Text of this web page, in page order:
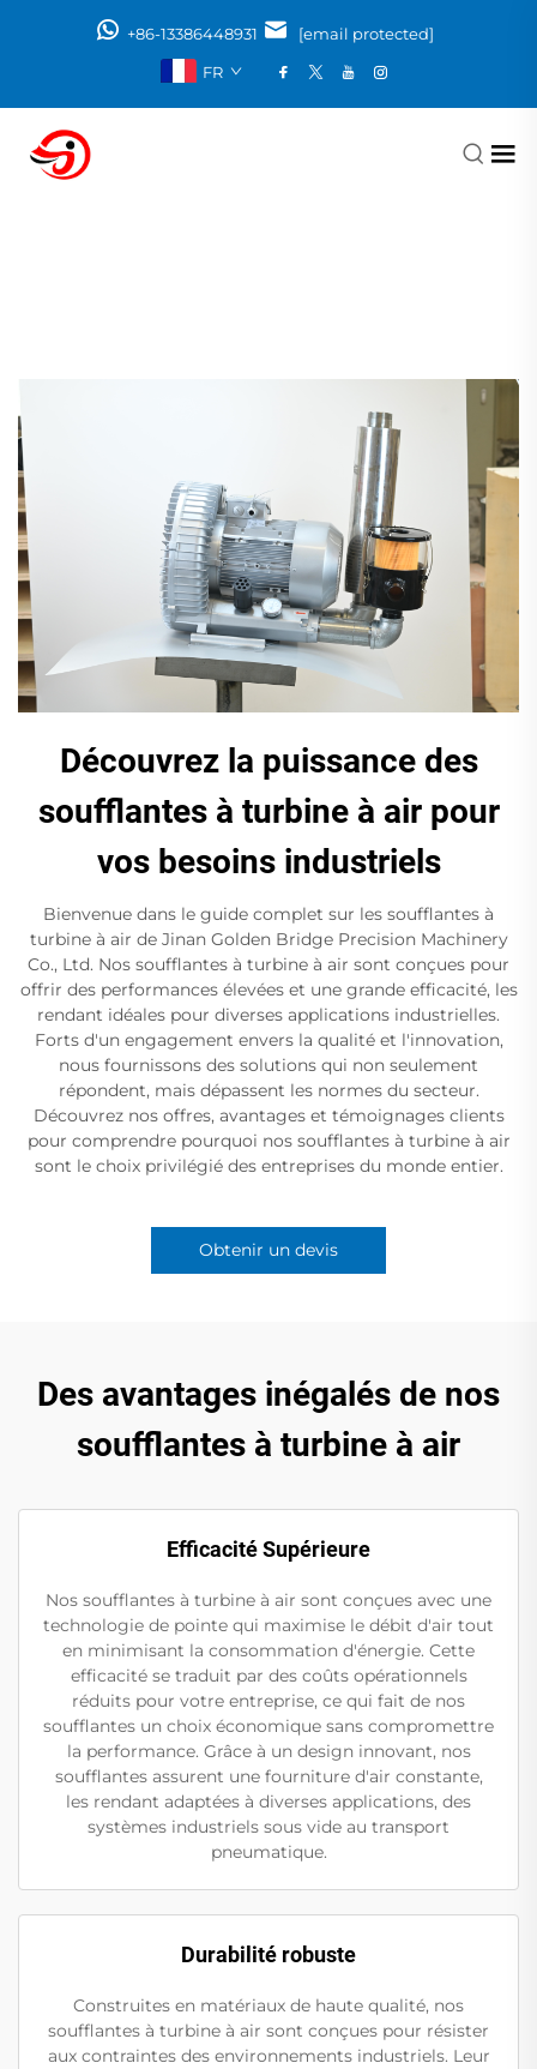
+86-13386448931
[email protected]
FR
Découvrez la puissance des
soufflantes à turbine à air pour
vos besoins industriels
Bienvenue dans le guide complet sur les soufflantes à
turbine à air de Jinan Golden Bridge Precision Machinery
Co., Ltd. Nos soufflantes à turbine à air sont conçues pour
offrir des performances élevées et une grande efficacité, les
rendant idéales pour diverses applications industrielles.
Forts d'un engagement envers la qualité et l'innovation,
nous fournissons des solutions qui non seulement
répondent, mais dépassent les normes du secteur.
Découvrez nos offres, avantages et témoignages clients
pour comprendre pourquoi nos soufflantes à turbine à air
sont le choix privilégié des entreprises du monde entier.
Obtenir un devis
Des avantages inégalés de nos
soufflantes à turbine à air
Efficacité Supérieure
Nos soufflantes à turbine à air sont conçues avec une
technologie de pointe qui maximise le débit d'air tout
en minimisant la consommation d'énergie. Cette
efficacité se traduit par des coûts opérationnels
réduits pour votre entreprise, ce qui fait de nos
soufflantes un choix économique sans compromettre
la performance. Grâce à un design innovant, nos
soufflantes assurent une fourniture d'air constante,
les rendant adaptées à diverses applications, des
systèmes industriels sous vide au transport
pneumatique.
Durabilité robuste
Construites en matériaux de haute qualité, nos
soufflantes à turbine à air sont conçues pour résister
aux contraintes des environnements industriels. Leur